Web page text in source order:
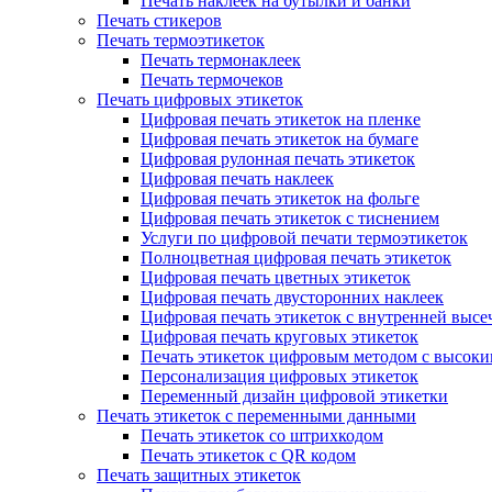
Печать стикеров
Печать термоэтикеток
Печать термонаклеек
Печать термочеков
Печать цифровых этикеток
Цифровая печать этикеток на пленке
Цифровая печать этикеток на бумаге
Цифровая рулонная печать этикеток
Цифровая печать наклеек
Цифровая печать этикеток на фольге
Цифровая печать этикеток с тиснением
Услуги по цифровой печати термоэтикеток
Полноцветная цифровая печать этикеток
Цифровая печать цветных этикеток
Цифровая печать двусторонних наклеек
Цифровая печать этикеток с внутренней
Цифровая печать круговых этикеток
Печать этикеток цифровым методом с
Персонализация цифровых этикеток
Переменный дизайн цифровой этикетки
Печать этикеток с переменными данными
Печать этикеток со штрихкодом
Печать этикеток с QR кодом
Печать защитных этикеток